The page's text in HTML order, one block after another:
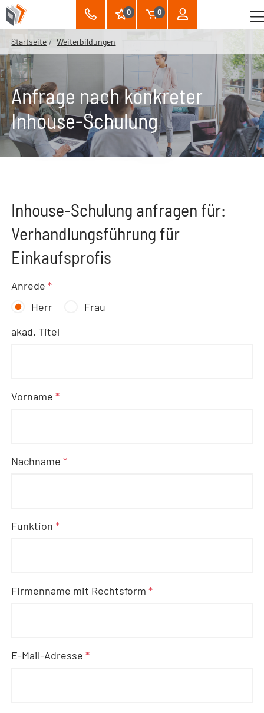
0 0
Startseite Weiterbildungen
Anfrage nach konkreter
Inhouse-Schulung
Inhouse-Schulung anfragen für:
Verhandlungsführung für
Einkaufsprofis
Anrede*
Herr
Frau
akad. Titel
Vorname*
Nachname*
Funktion*
Firmenname mit Rechtsform*
E-Mail-Adresse*